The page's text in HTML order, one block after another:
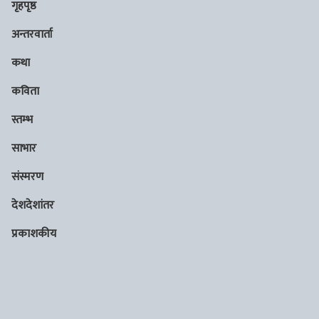
गृहपृष्ठ
अन्तरवार्ता
कथा
कविता
स्तम्भ
साभार
संस्मरण
देशदेशांतर
प्रकाशकीय